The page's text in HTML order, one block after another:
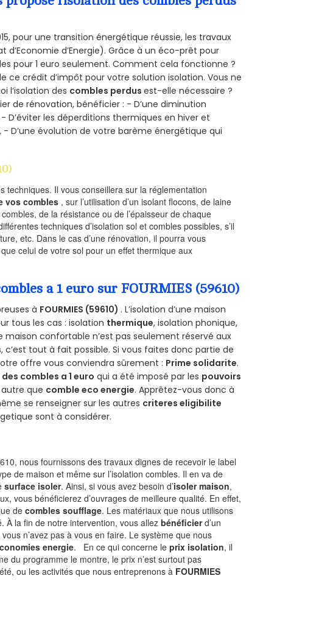
pour une transition énergétique réussie, les travaux
d’Energie). Grâce à un éco-prêt pour
pour 1 euro seulement. Comment cela fonctionne ?
ce crédit d’impôt pour votre solution isolation. Vous ne
l’isolation des combles perdusest-elle nécessaire ?
de rénovation, bénéficier : - D’une diminution
les déperditions thermiques en hiver et
D’une évolution de votre barème énergétique qui
techniques. Il vous conseillera sur la réglementation
vos combles , sur l’utilisation d’un isolant flocons, de laine
de la résistance ou de l’épaisseur de chaque
techniques d’isolation sol et combles possibles, s’il
etc. Dans le cas d’une rénovation, il pourra vous
celui de votre sol pour un effet thermique aux
a 1 euro sur FOURMIES (59610)
à FOURMIES (59610) . L’isolation d’une maison
tous les cas : isolation thermique, isolation phonique,
confortable n’est pas seulement réservé aux
, c’est tout à fait possible. Si vous faites donc partie de
offre vous conviendra sûrement : Prime solidarite.
combles a 1 euro qui a été imposé par les pouvoirs
que comble eco energie. Apprêtez-vous donc à
se renseigner sur les autres criteres eligibilite
sont à considérer.
nous fournissons des travaux dignes de recevoir le label
de maison et même sur l’isolation combles. Il en va de
surface isoler. Ainsi, si vous avez besoin d’isoler maison,
vous bénéficierez d’ouvrages de meilleure qualité. En effet,
decombles soufflage. Les matériaux que nous utilisons
À la fin de notre intervention, vous allezbénéficierd’un
n’avez pas à vous en faire. Le système que nous
energie. En ce qui concerne leprix isolation, il
du programme le montre, le prix n’est surtout pas
ou les activités que nous entreprenons à FOURMIES